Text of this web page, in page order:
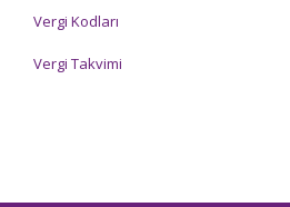
Vergi Kodları
Vergi Takvimi